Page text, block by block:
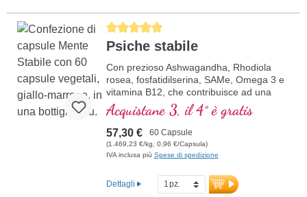
Average rating of 5 out of 5 stars
Psiche stabile
Con prezioso Ashwagandha, Rhodiola
rosea, fosfatidilserina, SAMe, Omega 3 e
vitamina B12, che contribuisce ad una
funzione normale della psiche
Acquistane 3, il 4° è gratis
57,30 € 60 Capsule
(1.469,23 €/kg, 0,96 €/Capsula)
IVA inclusa più Spese di spedizione
Dettagli